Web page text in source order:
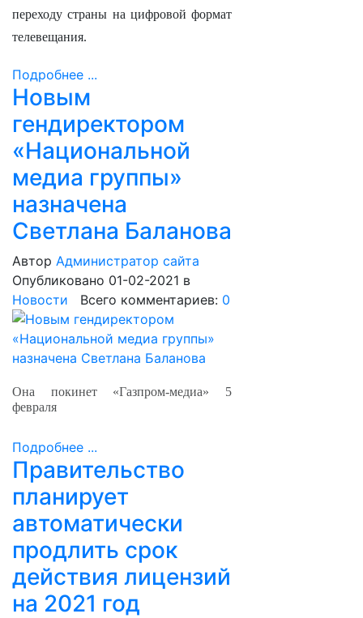
переходу страны на цифровой формат
телевещания.
Подробнее ...
Новым
гендиректором
«Национальной
медиа группы»
назначена
Светлана Баланова
Автор Администратор сайта
Опубликовано 01-02-2021 в
Новости Всего комментариев: 0
Она покинет «Газпром-медиа» 5
февраля
Подробнее ...
Правительство
планирует
автоматически
продлить срок
действия лицензий
на 2021 год